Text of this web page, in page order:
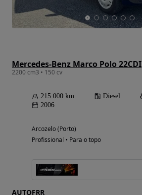
Mercedes-Benz Marco Polo 22CDI
2200 cm3 • 150 cv
215 000 km Diesel
2006
Arcozelo (Porto)
Profissional • Para o topo
AUTOFRR